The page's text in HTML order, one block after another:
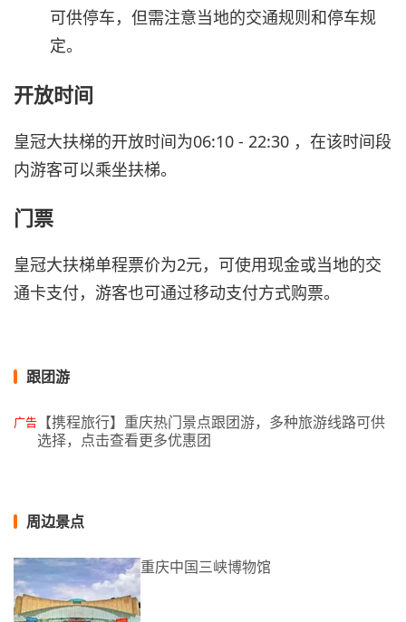
可供停车，但需注意当地的交通规则和停车规
定。
开放时间
皇冠大扶梯的开放时间为06:10 - 22:30 ，在该时间段
内游客可以乘坐扶梯。
门票
皇冠大扶梯单程票价为2元，可使用现金或当地的交
通卡支付，游客也可通过移动支付方式购票。
跟团游
广告 【携程旅行】重庆热门景点跟团游，多种旅游线路可供
选择，点击查看更多优惠团
周边景点
重庆中国三峡博物馆